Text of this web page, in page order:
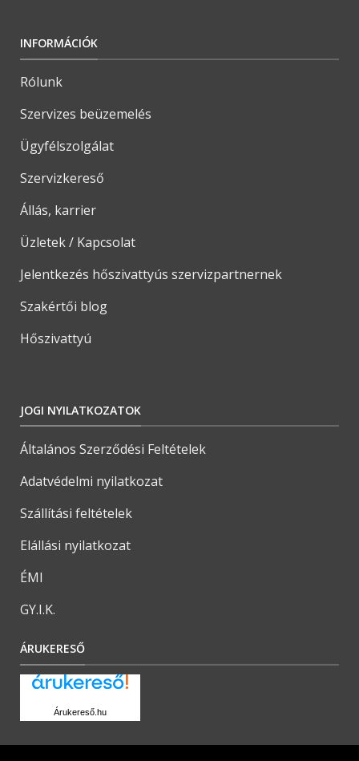
INFORMÁCIÓK
Rólunk
Szervizes beüzemelés
Ügyfélszolgálat
Szervizkereső
Állás, karrier
Üzletek / Kapcsolat
Jelentkezés hőszivattyús szervizpartnernek
Szakértői blog
Hőszivattyú
JOGI NYILATKOZATOK
Általános Szerződési Feltételek
Adatvédelmi nyilatkozat
Szállítási feltételek
Elállási nyilatkozat
ÉMI
GY.I.K.
ÁRUKERESŐ
Árukereső.hu